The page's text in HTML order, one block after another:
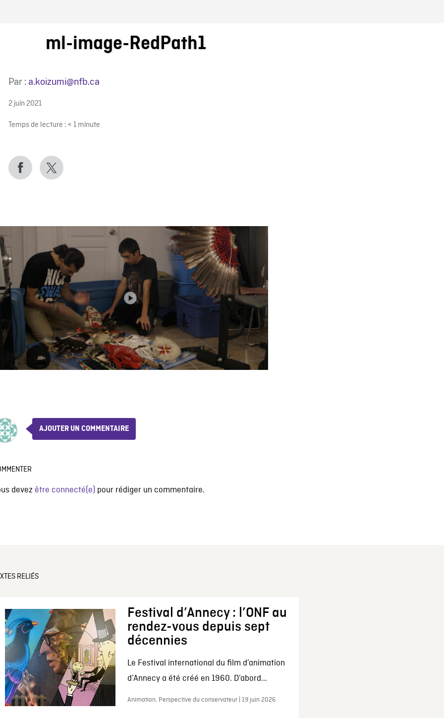
ONF
ml-image-RedPath1
Par : a.koizumi@nfb.ca
2 juin 2021
Temps de lecture : < 1 minute
AJOUTER UN COMMENTAIRE
devez être connecté(e) pour rédiger un commentaire.
RELIÉS
Festival d’Annecy : l’ONF au
rendez-vous depuis sept
décennies
Le Festival international du film d’animation
d’Annecy a été créé en 1960. D’abord...
Animation, Perspective du conservateur | 19 juin 2026